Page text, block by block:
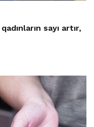
sayı artır,